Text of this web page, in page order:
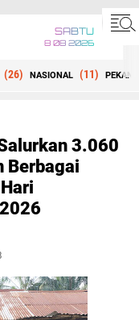
SABTU
8 08 2026
(26) NASIONAL (11)
3.060
Berbagai